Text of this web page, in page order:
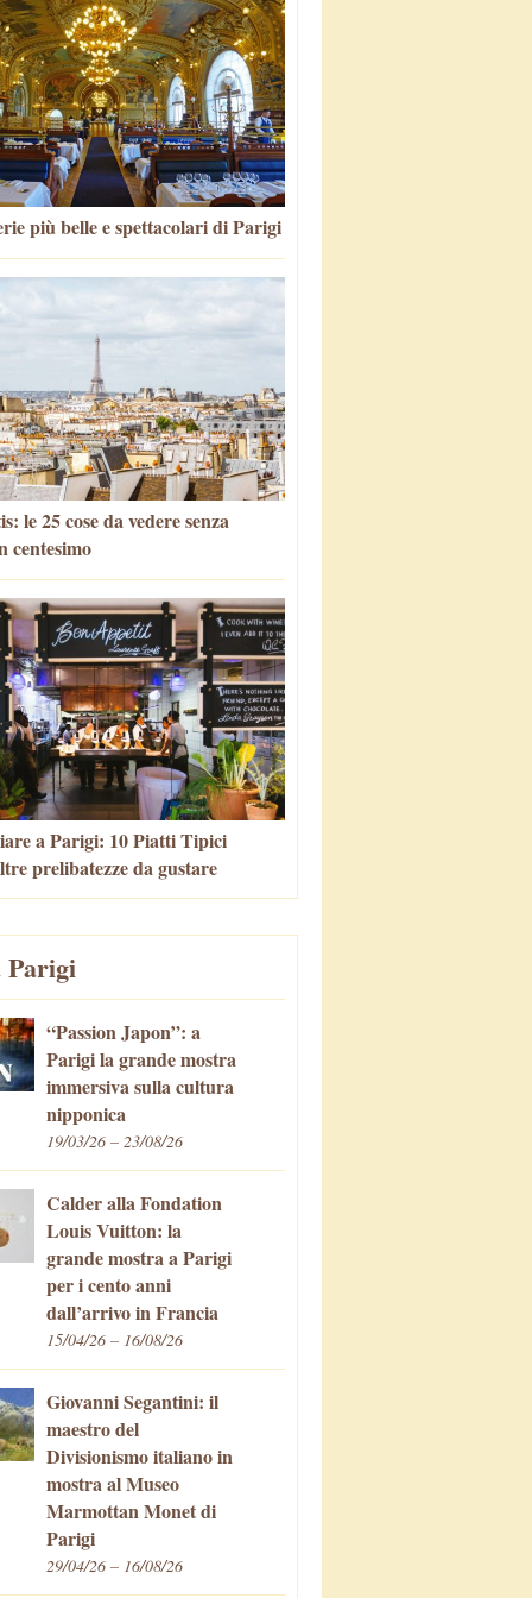
più belle e spettacolari di Parigi
le 25 cose da vedere senza
centesimo
a Parigi: 10 Piatti Tipici
prelibatezze da gustare
Parigi
“Passion Japon”: a
Parigi la grande mostra
immersiva sulla cultura
nipponica
19/03/26 – 23/08/26
Calder alla Fondation
Louis Vuitton: la
grande mostra a Parigi
per i cento anni
dall’arrivo in Francia
15/04/26 – 16/08/26
Giovanni Segantini: il
maestro del
Divisionismo italiano in
mostra al Museo
Marmottan Monet di
Parigi
29/04/26 – 16/08/26